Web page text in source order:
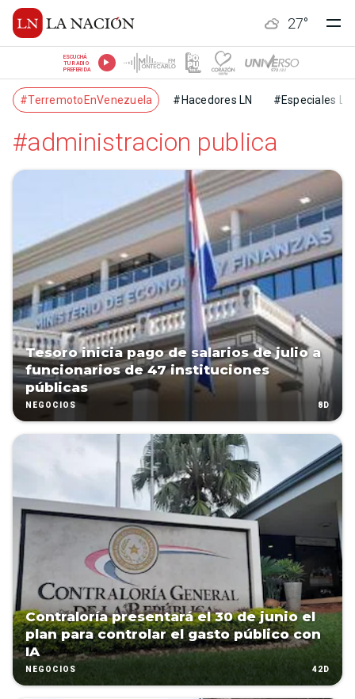
27°
ESCUCHÁ
TU RADIO
PREFERIDA
#TerremotoEnVenezuela #Hacedores LN #Especiales LN
#administracion publica
Tesoro inicia pago de salarios de julio a
funcionarios de 47 instituciones
públicas
NEGOCIOS 8D
Contraloría presentará el 30 de junio el
plan para controlar el gasto público con
IA
NEGOCIOS 42D